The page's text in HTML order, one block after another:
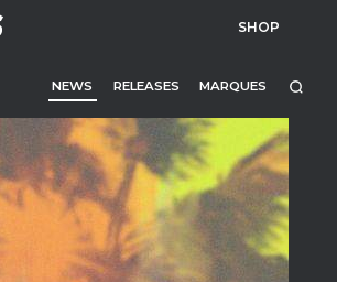
SHOP
NEWS RELEASES MARQUES